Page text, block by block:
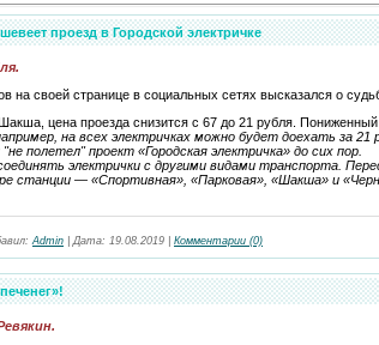
проезд в Городской электричке
на своей странице в социальных сетях высказался о
цена проезда снизится с 67 до 21 рубля. Пониженный
на всех электричках можно будет доехать за
полетел" проект «Городская электричка» до сих пор.
электрички с другими видами транспорта.
станции — «Спортивная», «Парковая», «Шакша» и
Admin |Дата: 19.08.2019 Комментарии (0)